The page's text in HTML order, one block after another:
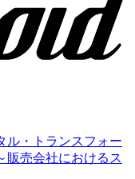
ル・トランスフォー
販売会社におけるス